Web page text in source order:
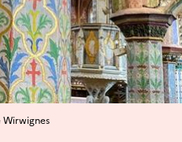
Wirwignes